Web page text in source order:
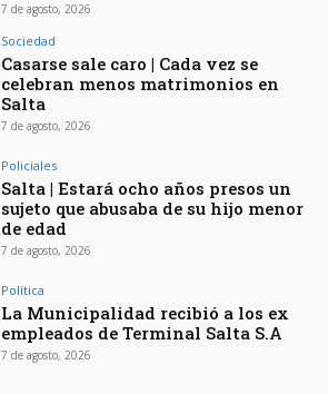
7 de agosto, 2026
Sociedad
Casarse sale caro | Cada vez se
celebran menos matrimonios en
Salta
7 de agosto, 2026
Policiales
Salta | Estará ocho años presos un
sujeto que abusaba de su hijo menor
de edad
7 de agosto, 2026
Política
La Municipalidad recibió a los ex
empleados de Terminal Salta S.A
7 de agosto, 2026